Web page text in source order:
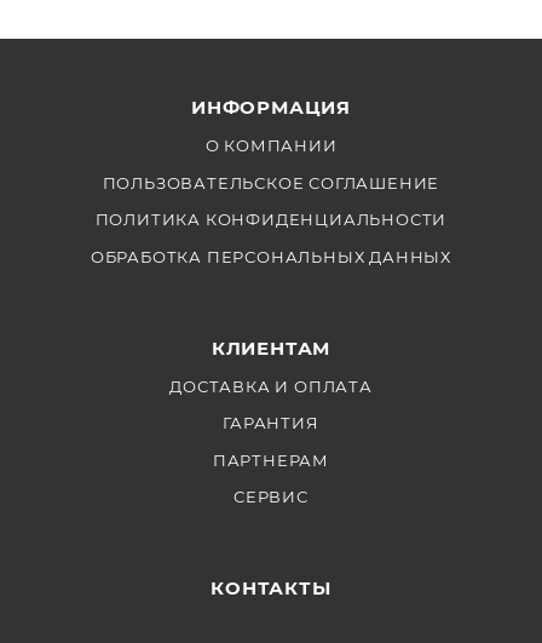
ИНФОРМАЦИЯ
О КОМПАНИИ
ПОЛЬЗОВАТЕЛЬСКОЕ СОГЛАШЕНИЕ
ПОЛИТИКА КОНФИДЕНЦИАЛЬНОСТИ
ОБРАБОТКА ПЕРСОНАЛЬНЫХ ДАННЫХ
КЛИЕНТАМ
ДОСТАВКА И ОПЛАТА
ГАРАНТИЯ
ПАРТНЕРАМ
СЕРВИС
КОНТАКТЫ